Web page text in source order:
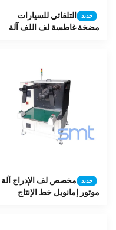
جديد
التلقائي للسيارات
مضخة غاطسة لف اللف آلة
جديد
مخصص لف الإدراج آلة
موتور إمانويل خط الإنتاج